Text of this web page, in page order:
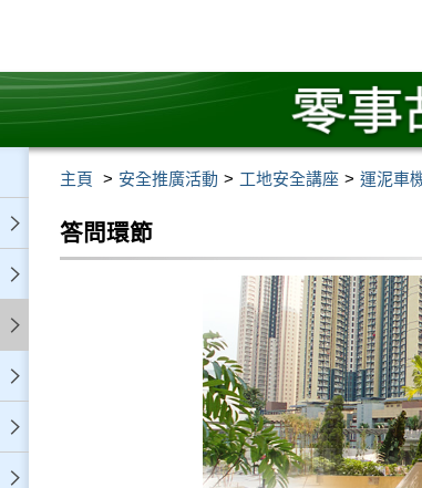
主頁 安全推廣活動 工地安全講座 運泥車
答問環節